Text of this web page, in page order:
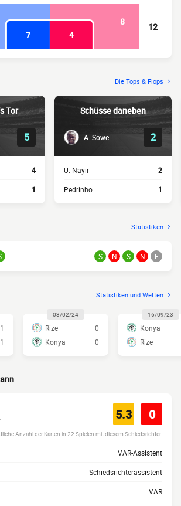
8
7
4
12
Die Tops & Flops
Tor
5
4
1
Schüsse daneben
A. Sowe 2
U. Nayir 2
Pedrinho 1
Statistiken
S N S N F
Statistiken und Wetten
1
1
03/02/24
Rize
0
Konya
0
16/09/23
Konya
Rize
5.3 0
Anzahl der Karten in 22 Spielen mit diesem Schiedsrichter.
VAR-Assistent
Schiedsrichterassistent
VAR